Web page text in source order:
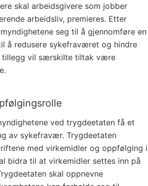
skal arbeidsgivere som jobber
arbeidsliv, premieres. Etter
seg til å gjennomføre en
å redusere sykefraværet og hindre
tillegg vil særskilte tiltak være
ved trygdeetaten få et
av sykefravær. Trygdeetaten
med virkemidler og oppfølging i
bidra til at virkemidler settes inn på
skal oppnevne